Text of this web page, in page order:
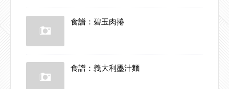
食譜：碧玉肉捲
食譜：義大利墨汁麵